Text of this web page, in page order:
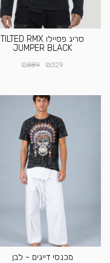
סריג פסיילו TILTED RMX
JUMPER BLACK
₪329
₪389
מכנסי דייגים - לבן